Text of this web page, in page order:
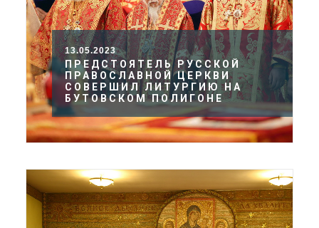
13.05.2023
ПРЕДСТОЯТЕЛЬ РУССКОЙ
ПРАВОСЛАВНОЙ ЦЕРКВИ
СОВЕРШИЛ ЛИТУРГИЮ НА
БУТОВСКОМ ПОЛИГОНЕ